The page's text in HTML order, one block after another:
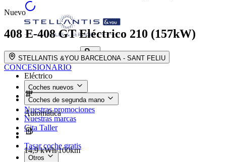
search button - icon
ENCUENTRA TU
CONCESIONARIO
Coches nuevos
Coches de segunda mano
Nuestras promociones
Nuestras marcas
Cita Taller
Tasar coche gratis
Otros
Nuevo
408E-408 GT Eléctrico 210 (157kW)
STELLANTIS &YOU BARCELONA - SANT FELIU
Eléctrico
Automática
14,9 kWh/100km